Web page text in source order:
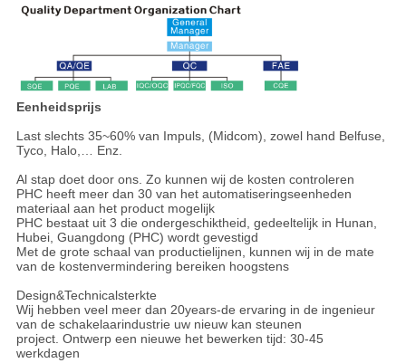
Eenheidsprijs
Last slechts 35~60% van Impuls, (Midcom), zowel hand Belfuse,
Tyco, Halo,… Enz.
Al stap doet door ons. Zo kunnen wij de kosten controleren
PHC heeft meer dan 30 van het automatiseringseenheden
materiaal aan het product mogelijk
PHC bestaat uit 3 die ondergeschiktheid, gedeeltelijk in Hunan,
Hubei, Guangdong (PHC) wordt gevestigd
Met de grote schaal van productielijnen, kunnen wij in de mate
van de kostenvermindering bereiken hoogstens
Design&Technicalsterkte
Wij hebben veel meer dan 20years-de ervaring in de ingenieur
van de schakelaarindustrie uw nieuw kan steunen
project. Ontwerp een nieuwe het bewerken tijd: 30-45
werkdagen